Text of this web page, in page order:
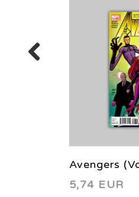
Avengers
5,74 EUR